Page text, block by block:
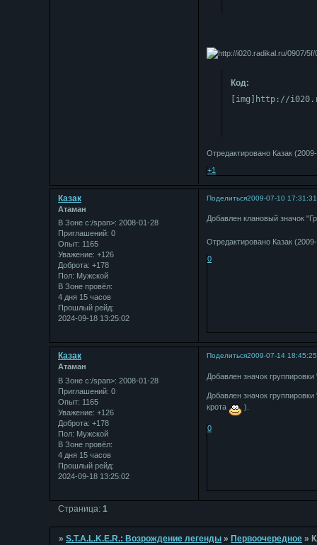
Код:
[img]http://
Отредактировано Казак
+1
Поделиться2009-07-10 17:31:31
Казак
Атаман
В Зоне с:/span>: 2008-01-28
Приглашений: 0
Опыт: 1165
Уважение: +126
Доброта: +178
Пол: Мужской
В Зоне провёл:
4 дня 15 часов
Прошлый рейд:
2024-09-18 13:25:02
Добавлен клановый значок
Отредактировано Казак
0
Поделиться2009-07-14 18:45:25
Казак
Атаман
В Зоне с:/span>: 2008-01-28
Приглашений: 0
Опыт: 1165
Уважение: +126
Доброта: +178
Пол: Мужской
В Зоне провёл:
4 дня 15 часов
Прошлый рейд:
2024-09-18 13:25:02
Добавлен значок
Добавлен значок
крота
).
0
Страница:1
»S.T.A.L.K.E.R.: Возрождение легенды » Первоочередное »